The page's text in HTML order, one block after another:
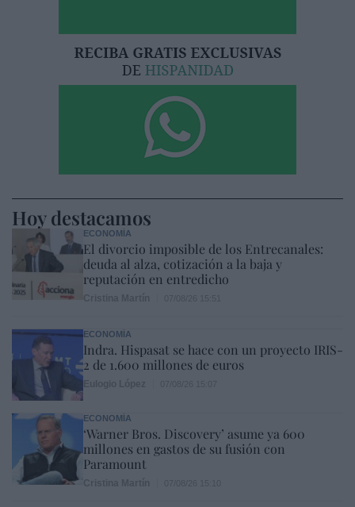
Hoy destacamos
ECONOMÍA
El divorcio imposible de los Entrecanales:
deuda al alza, cotización a la baja y
reputación en entredicho
ECONOMÍA
Indra. Hispasat se hace con un proyecto IRIS-
2 de 1.600 millones de euros
ECONOMÍA
‘Warner Bros. Discovery’ asume ya 600
millones en gastos de su fusión con
Paramount